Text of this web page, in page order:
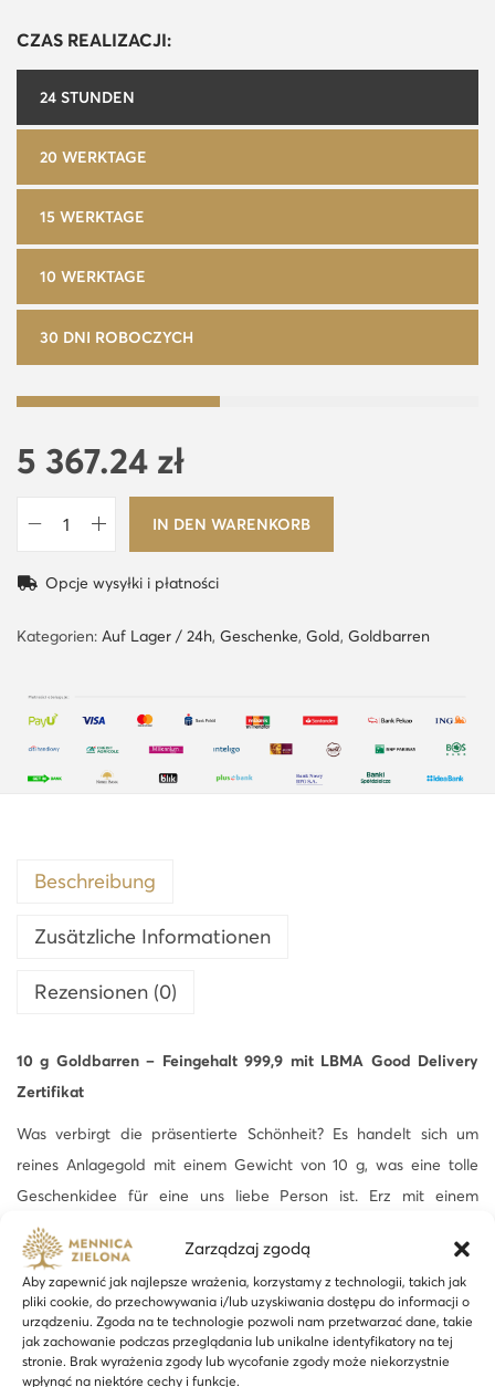
Zarządzaj zgodą
Aby zapewnić jak najlepsze wrażenia, korzystamy z technologii, takich jak
pliki cookie, do przechowywania i/lub uzyskiwania dostępu do informacji o
urządzeniu. Zgoda na te technologie pozwoli nam przetwarzać dane, takie
jak zachowanie podczas przeglądania lub unikalne identyfikatory na tej
stronie. Brak wyrażenia zgody lub wycofanie zgody może niekorzystnie
wpłynąć na niektóre cechy i funkcje.
CZAS REALIZACJI:
24 STUNDEN
20 WERKTAGE
15 WERKTAGE
10 WERKTAGE
30 DNI ROBOCZYCH
5 367.24 zł
1
G
l
e
L
M
-
2
h
n
g
e
IN DEN WARENKORB
Opcje wysyłki i płatności
Kategorien: Auf Lager / 24h, Geschenke, Gold, Goldbarren
Beschreibung
Zusätzliche Informationen
Rezensionen (0)
10 g Goldbarren – Feingehalt 999,9 mit LBMA Good Delivery
Zertifikat
Was verbirgt die präsentierte Schönheit? Es handelt sich um
reines Anlagegold mit einem Gewicht von 10 g, was eine tolle
Geschenkidee für eine uns liebe Person ist. Erz mit einem
Feingehalt von 999,9 sieht nicht nur fantastisch aus, sondern ist
vor allem eine Chance zur eigenen Vermehrung finanzieller
Mittel. Heutzutage gekauftes Gold kann uns in ein paar Jahren
um einen vielfache höheren Gewinn bringen. Daher ist es nicht
nur eine gute Wahl für ein Geschenk, sondern auch eine
großartige Gelegenheit für Einsteigerinvestoren.